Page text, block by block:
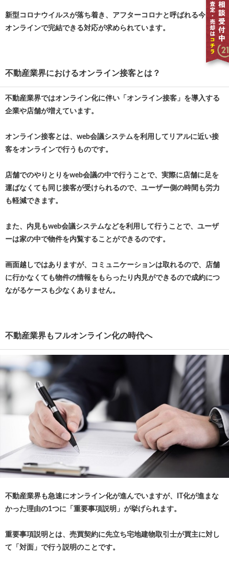
新型コロナウイルスが落ち着き、アフターコロナと呼ばれる今でも
オンラインで完結できる対応が求められています。
不動産業界におけるオンライン接客とは？
不動産業界ではオンライン化に伴い「オンライン接客」を導入する
企業や店舗が増えています。
オンライン接客とは、web会議システムを利用してリアルに近い接
客をオンラインで行うものです。
店舗でのやりとりをweb会議の中で行うことで、実際に店舗に足を
運ばなくても同じ接客が受けられるので、ユーザー側の時間も労力
も軽減できます。
また、内見もweb会議システムなどを利用して行うことで、ユーザ
ーは家の中で物件を内覧することができるのです。
画面越しではありますが、コミュニケーションは取れるので、店舗
に行かなくても物件の情報をもらったり内見ができるので成約につ
ながるケースも少なくありません。
不動産業界もフルオンライン化の時代へ
不動産業界も急速にオンライン化が進んでいますが、IT化が進まな
かった理由の1つに「重要事項説明」が挙げられます。
重要事項説明とは、売買契約に先立ち宅地建物取引士が買主に対し
て「対面」で行う説明のことです。